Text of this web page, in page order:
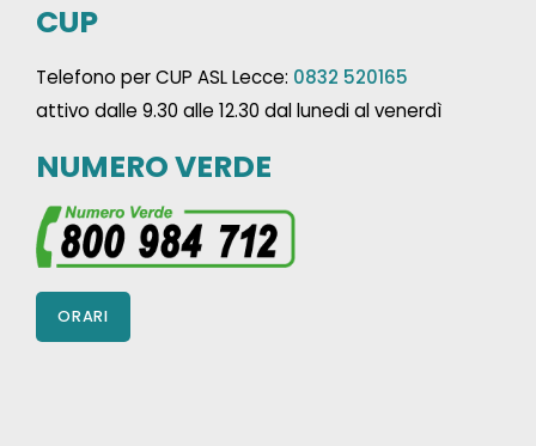
CUP
Telefono per CUP ASL Lecce: 0832 520165
attivo dalle 9.30 alle 12.30 dal lunedi al venerdì
NUMERO VERDE
ORARI